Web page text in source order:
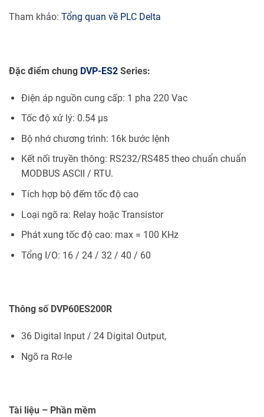
Tham khảo: Tổng quan về PLC Delta
Đặc điểm chung DVP-ES2 Series:
Điện áp nguồn cung cấp: 1 pha 220 Vac
Tốc độ xử lý: 0.54 µs
Bộ nhớ chương trình: 16k bước lệnh
Kết nối truyền thông: RS232/RS485 theo chuẩn chuẩn
MODBUS ASCII / RTU.
Tích hợp bộ đếm tốc độ cao
Loại ngõ ra: Relay hoặc Transistor
Phát xung tốc độ cao: max = 100 KHz
Tổng I/O: 16 / 24 / 32 / 40 / 60
Thông số DVP60ES200R
36 Digital Input / 24 Digital Output,
Ngõ ra Rơ-le
Tài liệu – Phần mềm